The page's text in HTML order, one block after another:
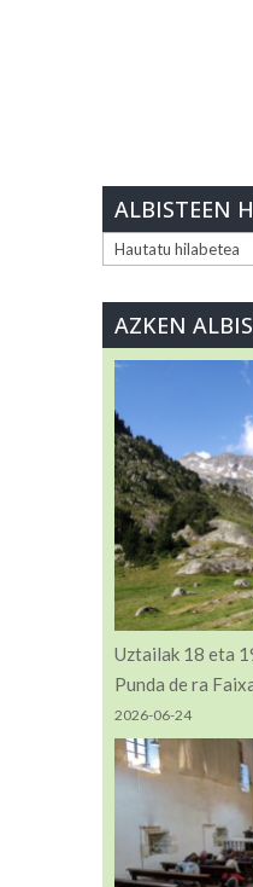
ALBISTEEN
ALBISTEEN
AZKEN
Uztailak 18 eta
Punda de ra
2026-06-24